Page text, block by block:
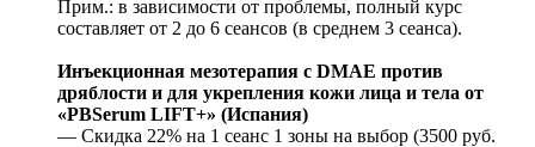
Прим.: в зависимости от проблемы, полный курс
составляет от 2 до 6 сеансов (в среднем 3 сеанса).
Инъекционная мезотерапия с DMAE против
дряблости и для укрепления кожи лица и тела от
«PBSerum LIFT+» (Испания)
— Скидка 22% на 1 сеанс 1 зоны на выбор (3500 руб.